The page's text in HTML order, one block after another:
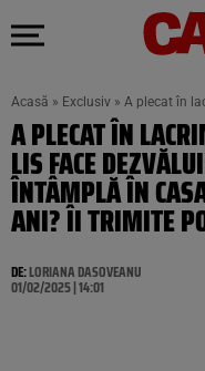
Acasă » Exclusiv » A plecat în
A PLECAT ÎN
LIS FACE
ÎNTÂMPLĂ ÎN
ANI? ÎI TRIMITE
DE:LORIANA DASOVEANU
01/02/2025 | 14:01